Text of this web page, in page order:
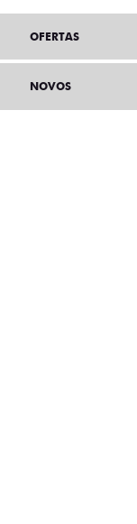
OFERTAS
NOVOS